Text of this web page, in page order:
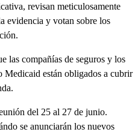
revisan meticulosamente
evidencia y votan sobre los
las compañías de seguros y los
Medicaid están obligados a cubrir
del 25 al 27 de junio.
se anunciarán los nuevos